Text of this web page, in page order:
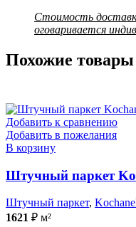
Стоимость
оговаривается
Похожие товары
Добавить к сравнению
Добавить в пожелания
В корзину
Штучный паркет
Штучный паркет,
1621 ₽ м²